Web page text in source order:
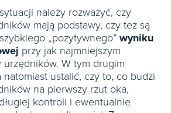
należy rozważyć, czy
mają podstawy, czy też są
„pozytywnego” wyniku
przy jak najmniejszym
urzędników. W tym drugim
ustalić, czy to, co budzi
na pierwszy rzut oka,
kontroli i ewentualnie